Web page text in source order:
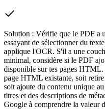
Solution : Vérifie que le PDF a
essayant de sélectionner du
applique l'OCR. S'il a une
minimal, considère si le PDF
disponible sur tes pages
page HTML existante, soit
soit ajoute du contenu unique
titres et des descriptions de
Google à comprendre la valeur